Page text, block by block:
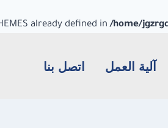
already defined in/home/
آلية العمل اتصل بنا